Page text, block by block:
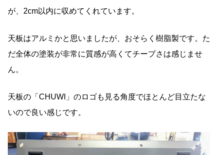
が、2cm以内に収めてくれています。
天板はアルミかと思いましたが、おそらく樹脂製です。た
だ全体の塗装が非常に質感が高くてチープさは感じませ
ん。
天板の「CHUWI」のロゴも見る角度でほとんど目立たな
いので良い感じです。